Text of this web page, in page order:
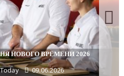
НОВОГО ВРЕМЕНИ 2026
09.06.2026